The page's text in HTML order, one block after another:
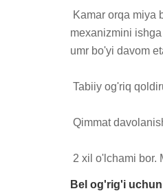
mexanizmini
umr bo'yi davom
2 xil o'lchami bor.
Bel og'rig'i